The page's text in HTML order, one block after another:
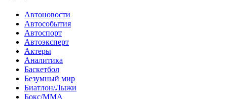
Автоновости
Автособытия
Автоспорт
Автоэксперт
Актеры
Аналитика
Баскетбол
Безумный мир
Биатлон/Лыжи
Бокс/MMA